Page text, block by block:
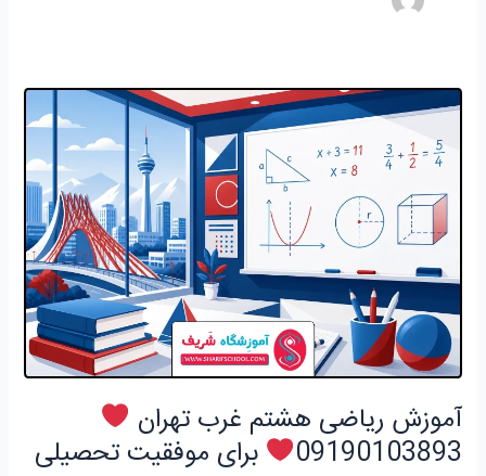
آموزش ریاضی هشتم غرب تهران
09190103893
برای موفقیت تحصیلی
آموزش
هشتم
تهران
09190103893
برای
موفقیت
تحصیلی